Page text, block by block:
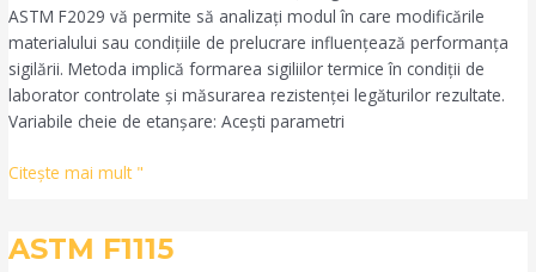
ASTM F2029 vă permite să analizați modul în care modificările
materialului sau condițiile de prelucrare influențează performanța
sigilării. Metoda implică formarea sigiliilor termice în condiții de
laborator controlate și măsurarea rezistenței legăturilor rezultate.
Variabile cheie de etanșare: Acești parametri
Citeşte mai mult "
ASTM F1115
ASTM